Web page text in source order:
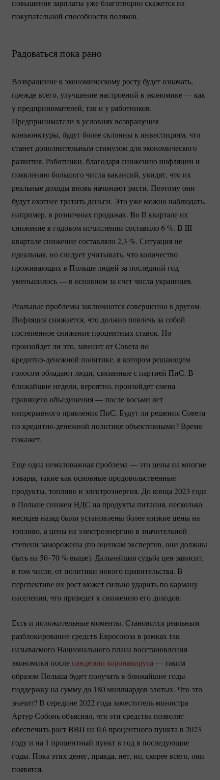
повышение зарплаты уже благотворно скажется на
покупательной способности поляков.
Радоваться пока рано
Возвращение к экономическому росту будет означать,
прежде всего, улучшение настроений в экономике — как
у предпринимателей, так и у работников.
Предприниматели в условиях возвращения
конъюнктуры, будут более склонны к инвестициям, что
станет дополнительным стимулом для экономического
развития. Работники, благодаря снижению инфляции и
появлению большого числа вакансий, увидят, что их
реальные доходы вновь начинают расти. Поэтому они
будут охотнее тратить деньги. Это уже можно наблюдать,
например, в розничных продажах. Во II квартале их
снижение в годовом исчислении составило6 %. В III
квартале снижение составляло 2,3 %. Ситуация не
идеальная, но следует учитывать, что количество
проживающих в Польше людей за последний год
уменьшилось — в основном за счет числа украинцев.
Реальные проблемы заключаются совершенно в другом.
Инфляция снижается, что должно повлечь за собой
постепенное снижение процентных ставок. Но
произойдет ли это, зависит от Совета по
кредитно-денежной политике, в котором решающим
голосом обладают люди, связанные с партией ПиС. В
ближайшие недели, вероятно, произойдет смена
правящего объединения — после восьми лет
непрерывного правления ПиС. Будут ли решения Совета
покредитно-денежной политике объективными? Время
покажет.
Еще одна немаловажная проблема — это цены на многие
товары, такие как основные продовольственные
продукты, топливо и электроэнергия. До конца 2023 года
в Польше снижен НДС на продукты питания, несколько
месяцев назад были установлены более низкие цены на
топливо, а цены на электроэнергию в значительной
степени заморожены (по оценкам экспертов, они должны
быть на 50–70 %выше). Дальнейшая судьба цен зависит,
в том числе, от политики нового правительства. В
перспективе их рост может сильно ударить по карману
населения, что приведет к снижению его доходов.
Есть и положительные моменты. Становится реальным
разблокирование средств Евросоюза в рамках так
называемого Национального плана восстановления
экономики после пандемии коронавируса — таким
образом Польша будет получать в ближайшие годы
поддержку на сумму до 180 миллиардов злотых. Что это
значит? В середине 2022 года заместитель министра
Артур Собонь объяснял, что эти средства позволят
обеспечить рост ВВП на 0,6 процентного пункта в 2023
году и на 1 процентный пункт в год в последующие
годы. Пока этих денег, правда, нет, но, скорее всего, они
появятся.